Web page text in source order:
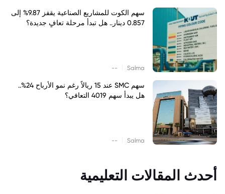
سهم الكوت للمشاريع الصناعية يقفز 9.87% إلى
0.857 دينار.. هل تبدأ مرحلة تعافٍ جديدة؟
Salma
--
سهم SMC عند 15 ريالاً رغم نمو الأرباح 24%..
هل يبدأ سهم 4019 التعافي؟
Salma
--
أحدث المقالات التعليمية